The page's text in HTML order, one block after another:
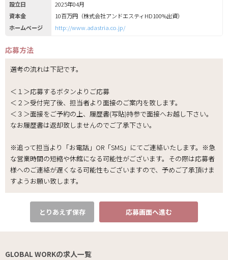
設立日
2025年04月
資本金
10百万円（株式会社アンドエスティHD100%出資）
ホームページ
http://www.adastria.co.jp/
応募方法
選考の流れは下記です。
＜１＞応募するボタンよりご応募
＜２＞受付完了後、担当者より面接のご案内を致します。
＜３＞面接をご予約の上、履歴書(写貼)持参で面接へお越し下さい。
なお履歴書は返却致しませんのでご了承下さい｡
※追って担当より「お電話」OR「SMS」にてご連絡いたします。※急
な営業時間の短縮や休館になる可能性がございます。その際は応募者
様へのご連絡が遅くなる可能性もございますので、予めご了承頂けま
すようお願い致します。
とりあえず保存 応募画面へ進む
GLOBAL WORKの求人一覧